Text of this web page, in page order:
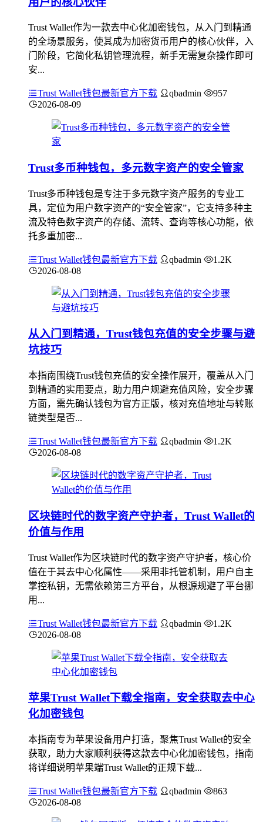
Trust Wallet作为一款去中心化加密钱包，从入门到精通
的全场景服务，使其成为加密货币用户的核心伙伴，入
门阶段，它简化私钥管理流程，新手无需复杂操作即可
安...
Trust Wallet钱包最新官方下载 qbadmin
957
2026-08-09
Trust多币种钱包，多元数字资产的安全管家
Trust多币种钱包是专注于多元数字资产服务的专业工
具，定位为用户数字资产的“安全管家”，它支持多种主
流及特色数字资产的存储、流转、查询等核心功能，依
托多重加密...
Trust Wallet钱包最新官方下载 qbadmin
1.2K
2026-08-08
从入门到精通，Trust钱包充值的安全步骤与避
坑技巧
本指南围绕Trust钱包充值的安全操作展开，覆盖从入门
到精通的实用要点，助力用户规避充值风险，安全步骤
方面，需先确认钱包为官方正版，核对充值地址与转账
链类型是否...
Trust Wallet钱包最新官方下载 qbadmin
1.2K
2026-08-08
区块链时代的数字资产守护者，Trust Wallet的
价值与作用
Trust Wallet作为区块链时代的数字资产守护者，核心价
值在于其去中心化属性——采用非托管机制，用户自主
掌控私钥，无需依赖第三方平台，从根源规避了平台挪
用...
Trust Wallet钱包最新官方下载 qbadmin
1.2K
2026-08-08
苹果Trust Wallet下载全指南，安全获取去中心
化加密钱包
本指南专为苹果设备用户打造，聚焦Trust Wallet的安全
获取，助力大家顺利获得这款去中心化加密钱包，指南
将详细说明苹果端Trust Wallet的正规下载...
Trust Wallet钱包最新官方下载 qbadmin
863
2026-08-08